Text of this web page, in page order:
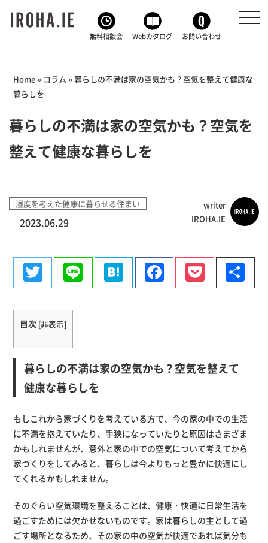
無料相談会 Webカタログ お問い合わせ
Home» コラム »暮らしの不満は家の空気かも？空気を整えて健康な
暮らしを
暮らしの不満は家の空気かも？空気を
整えて健康な暮らしを
湿度を考えた健康に暮らせる住まい
2023.06.29
writer
IROHA.IE
TwitterLine HatenaFacebook
Pocket
有
目次 [非表示]
暮らしの不満は家の空気かも？空気を整えて
健康な暮らしを
もしこれから家づくりを考えている方で、今の家の中での生活
に不満を抱えていたり、手狭になっていたりと原因はさまざま
かもしれませんが、意外と家の中での空気について考えてから
家づくりをしてみると、暮らしは今よりもっと豊かに快適にし
てくれるかもしれません。
そのぐらい空気環境を整えることは、健康・快適に日常生活を
過ごすためには欠かせないものです。家は暮らしの主として過
ごす場所となるため、その家の中の空気が快適であれば気分も